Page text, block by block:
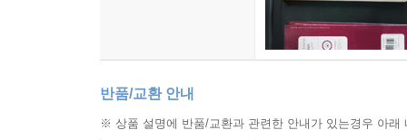
반품/교환 안내
※ 상품 설명에 반품/교환과 관련한 안내가 있는경우 아